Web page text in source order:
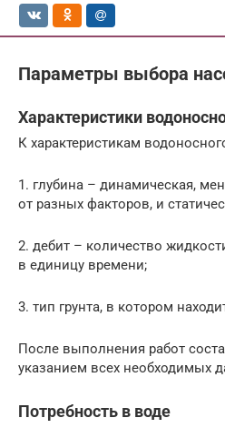
Параметры выбора
Характеристики
К характеристикам
1. глубина – динамическая,
от разных факторов, и
2. дебит – количество
в единицу времени;
3. тип грунта, в котором
После выполнения работ
указанием всех необходимых
Потребность в воде